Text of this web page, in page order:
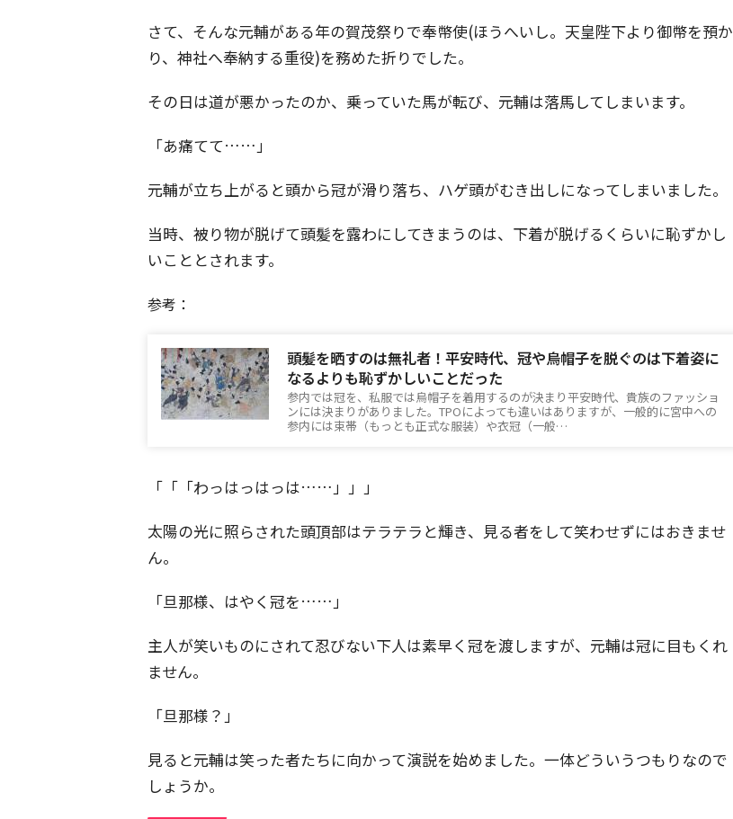
さて、そんな元輔がある年の賀茂祭りで奉幣使(ほうへいし。天皇陛下より御幣を預か
り、神社へ奉納する重役)を務めた折りでした。
その日は道が悪かったのか、乗っていた馬が転び、元輔は落馬してしまいます。
「あ痛てて……」
元輔が立ち上がると頭から冠が滑り落ち、ハゲ頭がむき出しになってしまいました。
当時、被り物が脱げて頭髪を露わにしてきまうのは、下着が脱げるくらいに恥ずかし
いこととされます。
参考：
頭髪を晒すのは無礼者！平安時代、冠や烏帽子を脱ぐのは下着姿に
なるよりも恥ずかしいことだった
参内では冠を、私服では烏帽子を着用するのが決まり平安時代、貴族のファッショ
ンには決まりがありました。TPOによっても違いはありますが、一般的に宮中への
参内には束帯（もっとも正式な服装）や衣冠（一般…
「「「わっはっはっは……」」」
太陽の光に照らされた頭頂部はテラテラと輝き、見る者をして笑わせずにはおきませ
ん。
「旦那様、はやく冠を……」
主人が笑いものにされて忍びない下人は素早く冠を渡しますが、元輔は冠に目もくれ
ません。
「旦那様？」
見ると元輔は笑った者たちに向かって演説を始めました。一体どういうつもりなので
しょうか。